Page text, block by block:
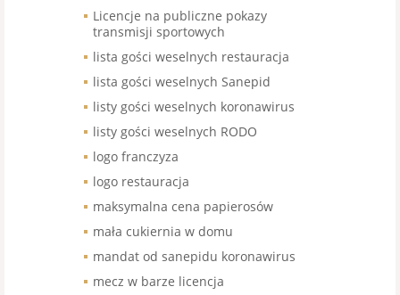
Licencje na publiczne pokazy
transmisji sportowych
lista gości weselnych restauracja
lista gości weselnych Sanepid
listy gości weselnych koronawirus
listy gości weselnych RODO
logo franczyza
logo restauracja
maksymalna cena papierosów
mała cukiernia w domu
mandat od sanepidu koronawirus
mecz w barze licencja